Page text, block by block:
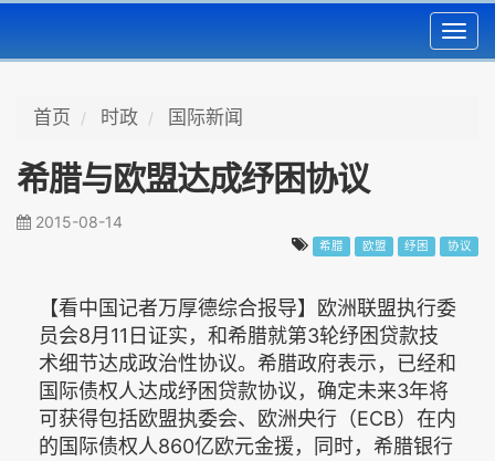
首页 时政 国际新闻
希腊与欧盟达成纾困协议
2015-08-14
希腊 欧盟 纾困 协议
【看中国记者万厚德综合报导】欧洲联盟执行委
员会8月11日证实，和希腊就第3轮纾困贷款技
术细节达成政治性协议。希腊政府表示，已经和
国际债权人达成纾困贷款协议，确定未来3年将
可获得包括欧盟执委会、欧洲央行（ECB）在内
的国际债权人860亿欧元金援，同时，希腊银行